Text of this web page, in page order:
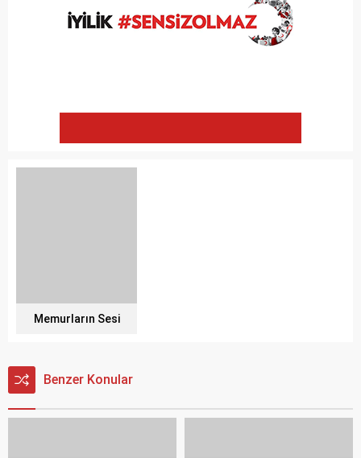
Memurların Sesi
Benzer Konular